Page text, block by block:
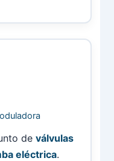
de válvulas
eléctrica.